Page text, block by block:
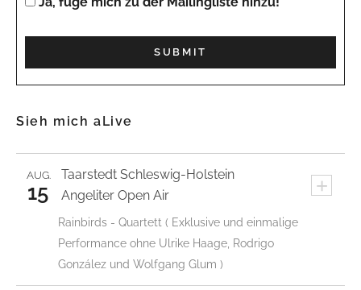
Sieh mich aLive
Taarstedt Schleswig-Holstein +
AUG.
15 Angeliter Open Air
Rainbirds - Quartett ( Exklusive und einmalige
Performance ohne Ulrike Haage, Rodrigo
González und Wolfgang Glum )